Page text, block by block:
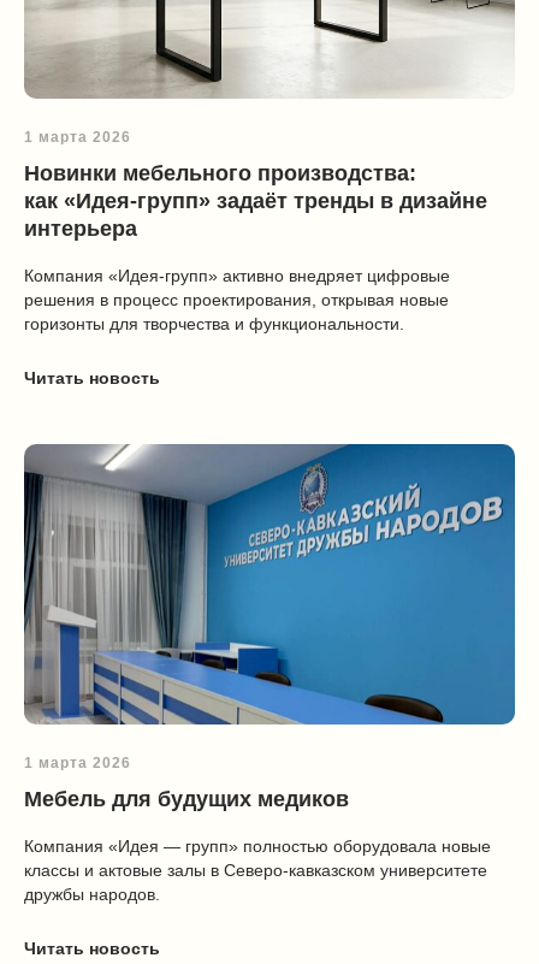
1 марта 2026
Новинки мебельного производства:
как «Идея‑групп» задаёт тренды в дизайне
интерьера
Компания «Идея‑групп» активно внедряет цифровые
решения в процесс проектирования, открывая новые
горизонты для творчества и функциональности.
Читать новость
1 марта 2026
Мебель для будущих медиков
Компания «Идея — групп» полностью оборудовала новые
классы и актовые залы в Северо-кавказском университете
дружбы народов.
Читать новость